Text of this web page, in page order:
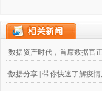
·数据资产时代，首席数据官
·数据分享 | 带你快速了解疫